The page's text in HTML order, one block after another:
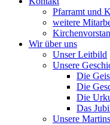
Pfarramt und
weitere
Wir über uns
Unser Leitbild
Unsere
Die
Die
Die
Das
Unsere